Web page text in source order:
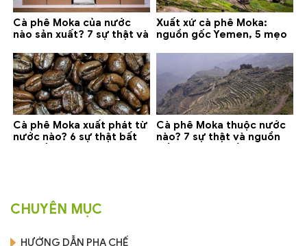
Cà phê Moka của nước
nào sản xuất? 7 sự thật và
Xuất xứ cà phê Moka:
nguồn gốc Yemen, 5 mẹo
Cà phê Moka xuất phát từ
nước nào? 6 sự thật bất
Cà phê Moka thuộc nước
nào? 7 sự thật và nguồn
CHUYÊN MỤC
HƯỚNG DẪN PHA CHẾ